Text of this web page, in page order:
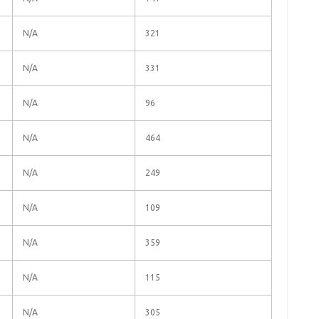
N/A 321
N/A 331
N/A 96
N/A 464
N/A 249
N/A 109
N/A 359
N/A 115
N/A 305